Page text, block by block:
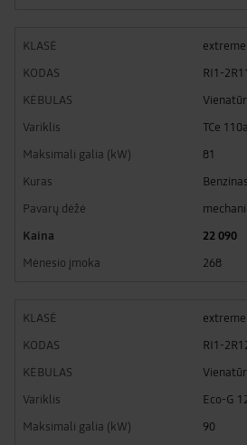
RI1-
TCe
81
Benzinas
22 090
268
RI1-
Eco-G
90